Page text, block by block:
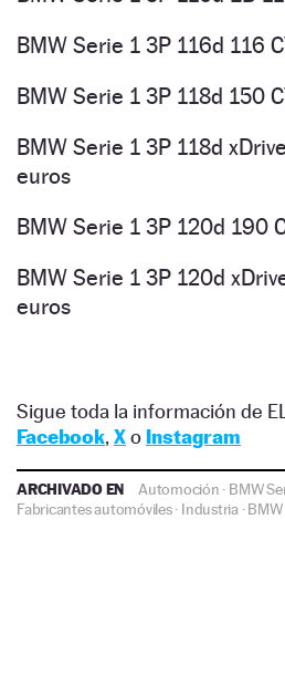
BMW Serie 1 3P 116d 116
BMW Serie 1 3P 118d 150
BMW Serie 1 3P 118d
euros
BMW Serie 1 3P 120d 190
BMW Serie 1 3P 120d
euros
Sigue toda la información de
Facebook, Xo Instagram
ARCHIVADO EN Automoción · BMW
Fabricantes automóviles· Industria·BMW